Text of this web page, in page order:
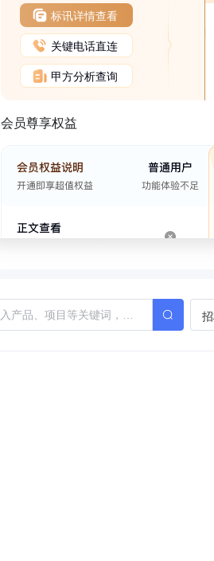
标讯详情查看
关键电话直连
甲方分析查询
会员尊享权益